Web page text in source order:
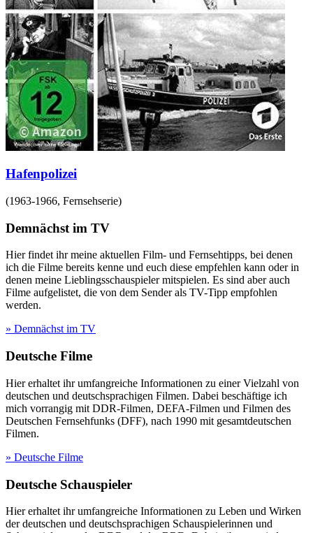
Hafenpolizei
(1963-1966, Fernsehserie)
Demnächst im TV
Hier findet ihr meine aktuellen Film- und Fernsehtipps, bei denen
ich die Filme bereits kenne und euch diese empfehlen kann oder in
denen meine Lieblingsschauspieler mitspielen. Es sind aber auch
Filme aufgelistet, die von dem Sender als TV-Tipp empfohlen
werden.
» Demnächst im TV
Deutsche Filme
Hier erhaltet ihr umfangreiche Informationen zu einer Vielzahl von
deutschen und deutschsprachigen Filmen. Dabei beschäftige ich
mich vorrangig mit DDR-Filmen, DEFA-Filmen und Filmen des
Deutschen Fernsehfunks (DFF), nach 1990 mit gesamtdeutschen
Filmen.
» Deutsche Filme
Deutsche Schauspieler
Hier erhaltet ihr umfangreiche Informationen zu Leben und Wirken
der deutschen und deutschsprachigen Schauspielerinnen und